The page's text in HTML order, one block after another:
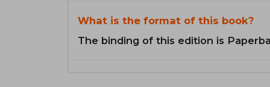
What is the format of this book?
The binding of this edition is